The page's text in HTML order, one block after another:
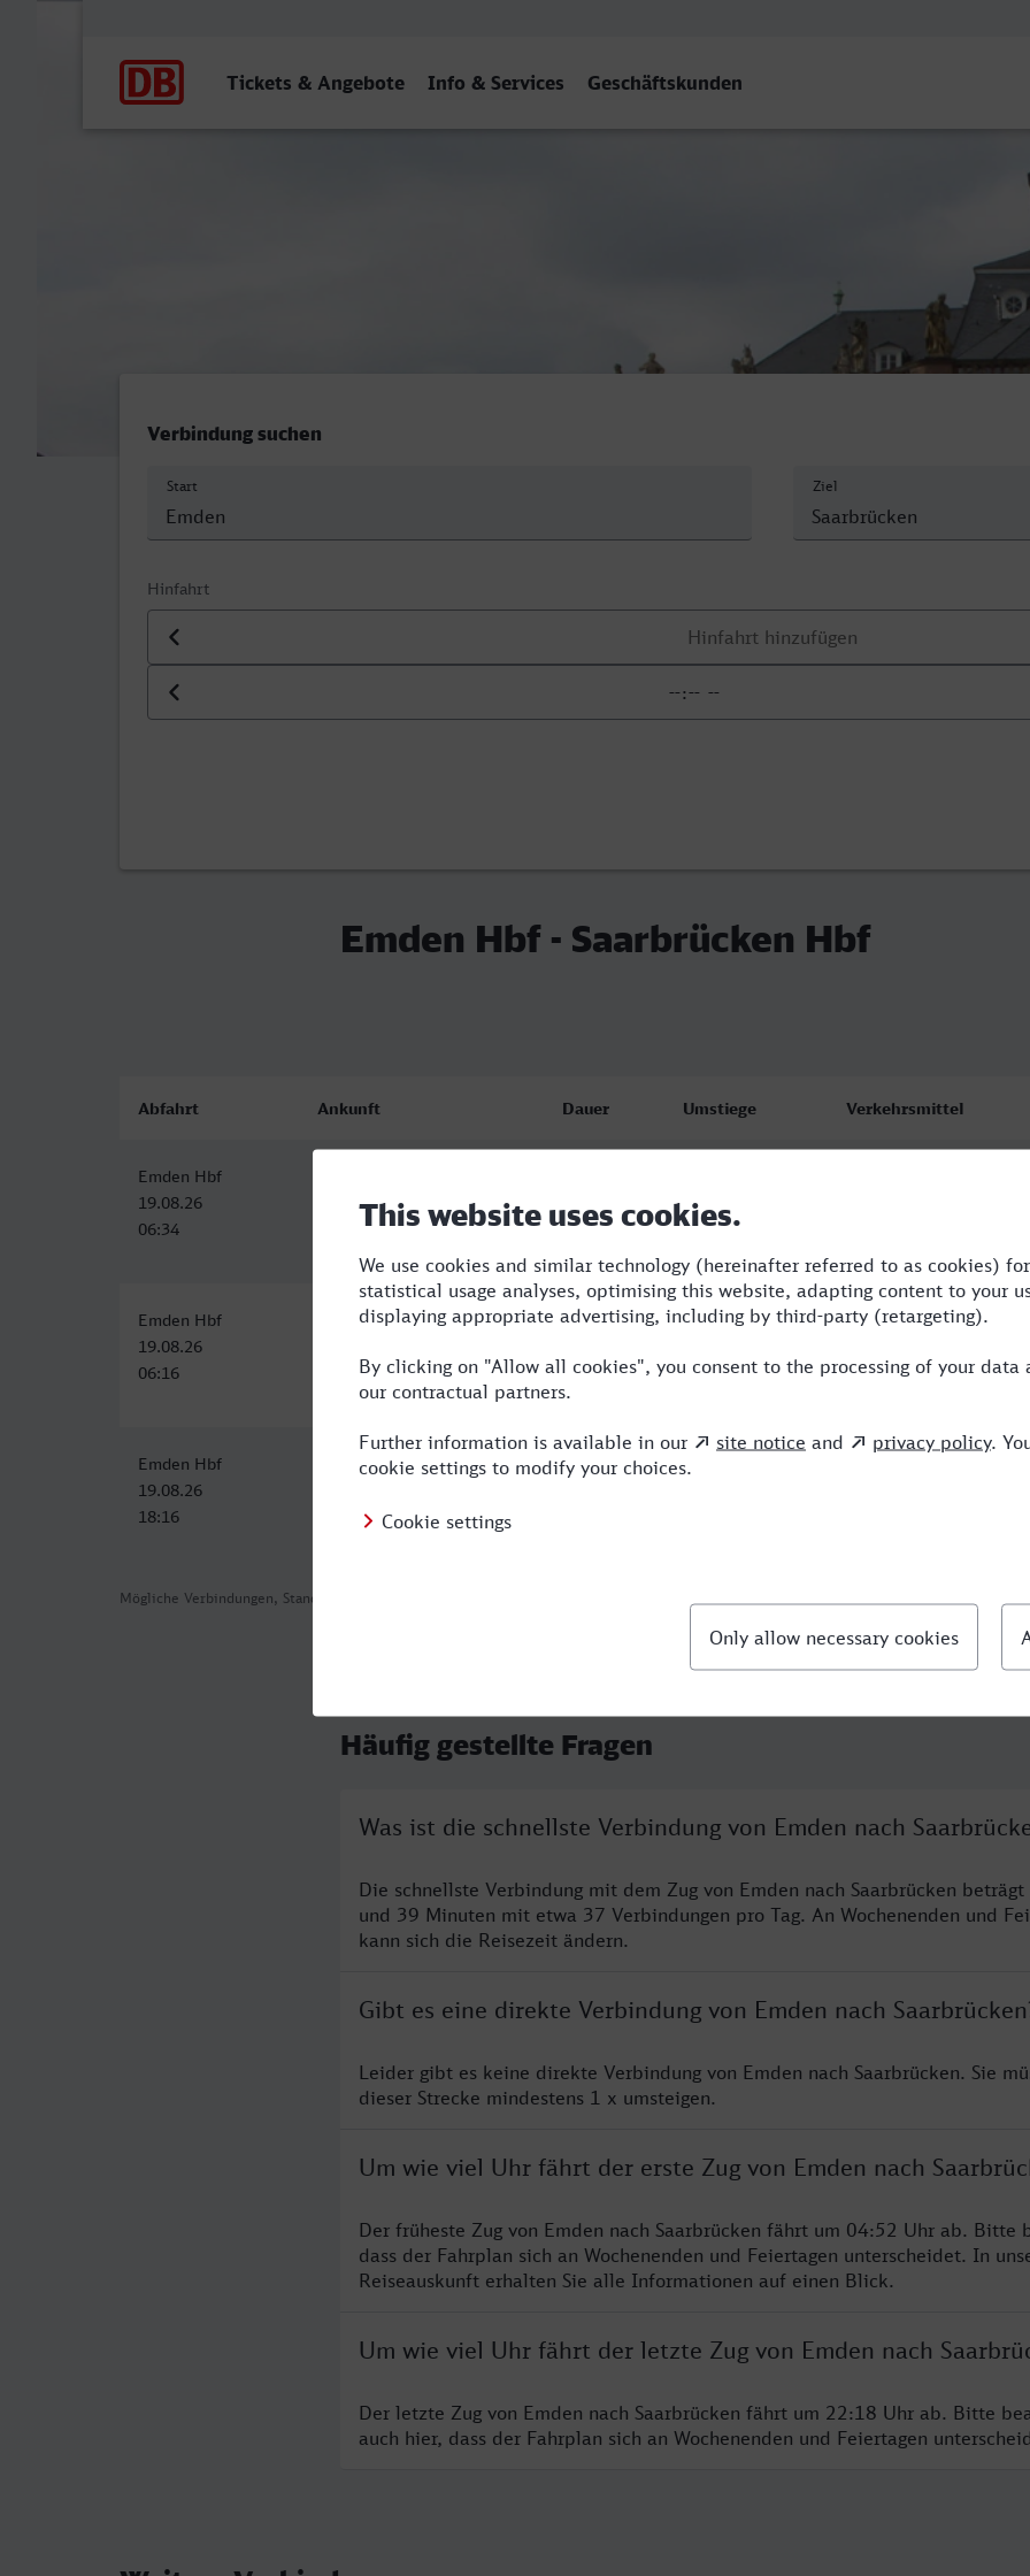
Tickets & Angebote Info & Services Geschäftskunden
Verbindung suchen
Start Ziel
Hinfahrt
Datum der Hinfahrt
Uhrzeit der Hinfahrt
Emden Hbf - Saarbrücken Hbf
Mögliche Verbindungen, Stand: 2026-08-05 08:25
Abfahrt Ankunft Dauer Umstiege Verkehrsmittel
Emden Hbf
19.08.26
06:34
19.08.26
Emden Hbf
19.08.26
06:16
Saarbrücken Hbf
8:43 3 TGV,RE,ECE
Emden Hbf
19.08.26
18:16
Saarbrücken Hbf
13:00 5
Häufig gestellte Fragen
Was ist die schnellste Verbindung von Emden nach
Die schnellste Verbindung mit dem Zug von Emden nach Saarbrücken beträgt
und 39 Minuten mit etwa 37 Verbindungen pro Tag. An Wochenenden und
kann sich die Reisezeit ändern.
Gibt es eine direkte Verbindung von Emden nach
Leider gibt es keine direkte Verbindung von Emden nach Saarbrücken. Sie
dieser Strecke mindestens 1 x umsteigen.
Um wie viel Uhr fährt der erste Zug von Emden nach
Der früheste Zug von Emden nach Saarbrücken fährt um 04:52 Uhr ab. Bitte
dass der Fahrplan sich an Wochenenden und Feiertagen unterscheidet. In
Reiseauskunft erhalten Sie alle Informationen auf einen Blick.
Um wie viel Uhr fährt der letzte Zug von Emden nach
Der letzte Zug von Emden nach Saarbrücken fährt um 22:18 Uhr ab. Bitte
auch hier, dass der Fahrplan sich an Wochenenden und Feiertagen